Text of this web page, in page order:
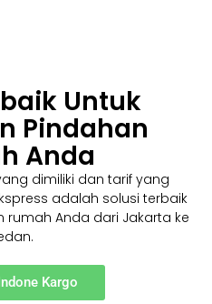
Untuk
Pindahan
Anda
dimiliki dan tarif yang
adalah solusi terbaik
rumah Anda dari Jakarta ke
Kargo